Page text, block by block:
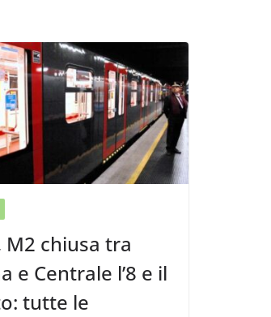
M2 chiusa tra
e Centrale l’8 e il
tutte le